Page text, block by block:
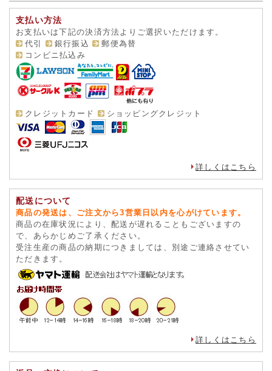
支払い方法
お支払いは下記の決済方法よりご選択いただけます。
代引
銀行振込
郵便為替
コンビニ払込み
クレジットカード ショッピングクレジット
詳しくはこちら
配送について
商品の発送は、ご注文から3営業日以内を心がけています。
商品の在庫状況により、配送が遅れることもございますの
で、あらかじめご了承ください。
受注生産の商品の納期につきましては、別途ご連絡させてい
ただきます。
詳しくはこちら